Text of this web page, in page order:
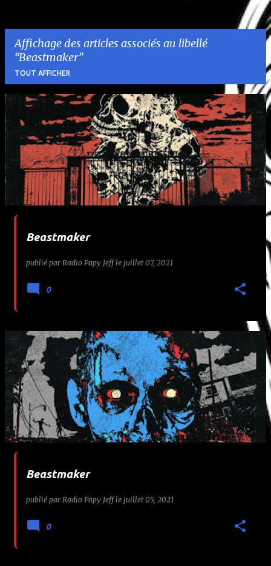
Affichage des articles associés au libellé
Beastmaker
TOUT AFFICHER
A
r
c
Beastmaker
publié par Radio Papy Jeff le juillet 07, 2021
0
Beastmaker
publié par Radio Papy Jeff le juillet 05, 2021
0